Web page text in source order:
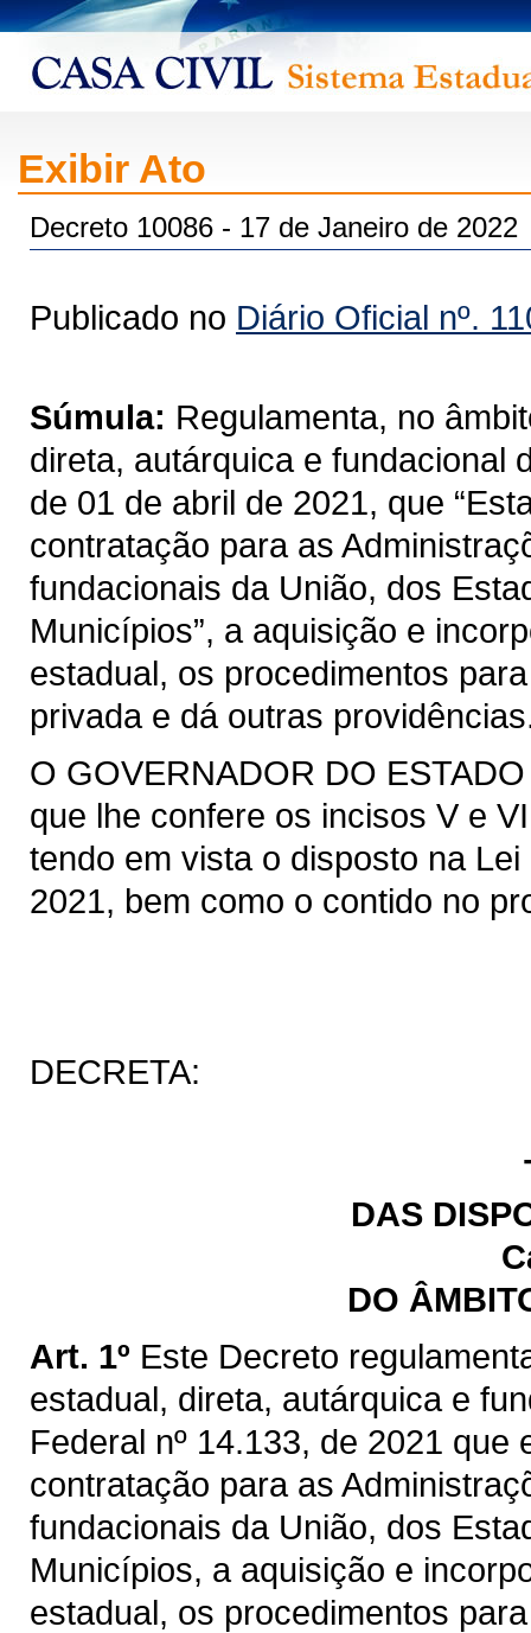
Exibir Ato
Decreto 10086 - 17 de Janeiro de 2022
Publicado no Diário Oficial nº.
Súmula: Regulamenta, no
direta, autárquica e fundacional
de 01 de abril de 2021, que
contratação para as
fundacionais da União, dos
Municípios”, a aquisição e
estadual, os procedimentos
privada e dá outras
O GOVERNADOR DO
que lhe confere os incisos V e
tendo em vista o disposto na
2021, bem como o contido no
DECRETA:
DAS
DO
Art. 1º Este Decreto
estadual, direta, autárquica e
Federal nº 14.133, de 2021
contratação para as
fundacionais da União, dos
Municípios, a aquisição e
estadual, os procedimentos